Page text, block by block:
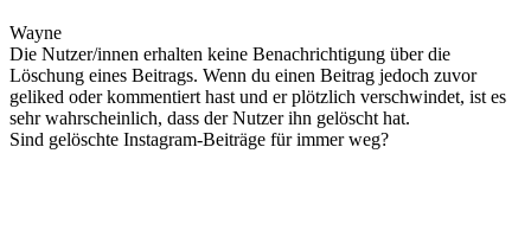
Wayne
Die Nutzer/innen erhalten keine Benachrichtigung über die
Löschung eines Beitrags. Wenn du einen Beitrag jedoch zuvor
geliked oder kommentiert hast und er plötzlich verschwindet, ist es
sehr wahrscheinlich, dass der Nutzer ihn gelöscht hat.
Sind gelöschte Instagram-Beiträge für immer weg?